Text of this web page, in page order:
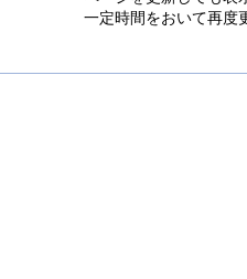
一定時間をおいて再度